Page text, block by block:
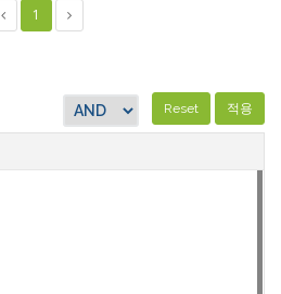
1 (current)
Reset 적용